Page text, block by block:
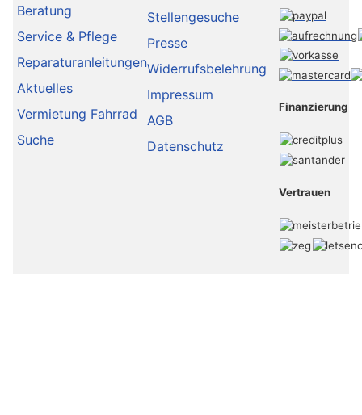
Beratung
Service & Pflege
Reparaturanleitungen
Aktuelles
Vermietung Fahrrad
Suche
Stellengesuche
Presse
Widerrufsbelehrung
Impressum
AGB
Datenschutz
Finanzierung
Vertrauen